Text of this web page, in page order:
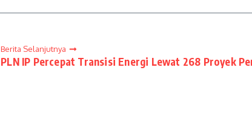
Berita Selanjutnya
PLN IP Percepat Transisi Energi Lewat 268 Proyek